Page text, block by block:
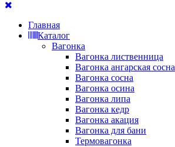
Главная
Каталог
Вагонка
Вагонка лиственница
Вагонка ангарская сосна
Вагонка сосна
Вагонка осина
Вагонка липа
Вагонка кедр
Вагонка акация
Вагонка для бани
Термовагонка